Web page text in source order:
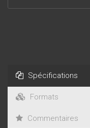
leur ouvrage, Harald
Spécifications
Formats
Commentaires